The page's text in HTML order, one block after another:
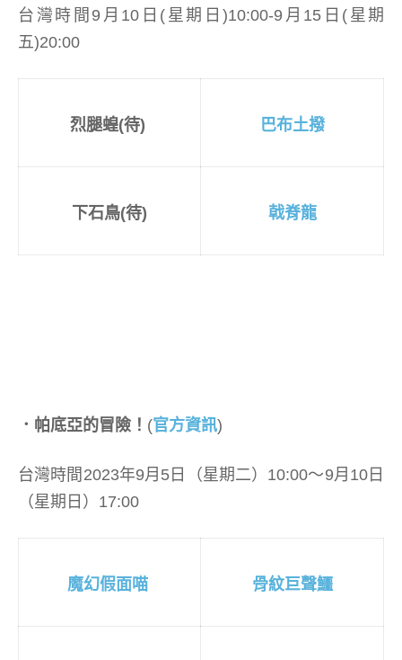
台灣時間9月10日(星期日)10:00-9月15日(星期
五)20:00
烈腿蝗(待) 巴布土撥
下石鳥(待) 戟脊龍
．帕底亞的冒險！ (官方資訊)
台灣時間2023年9月5日（星期二）10:00～9月10日
（星期日）17:00
魔幻假面喵 骨紋巨聲鱷